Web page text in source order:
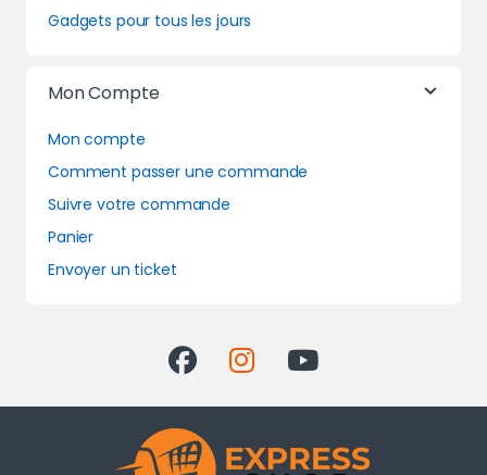
Gadgets pour tous les jours
Mon Compte
Mon compte
Comment passer une commande
Suivre votre commande
Panier
Envoyer un ticket